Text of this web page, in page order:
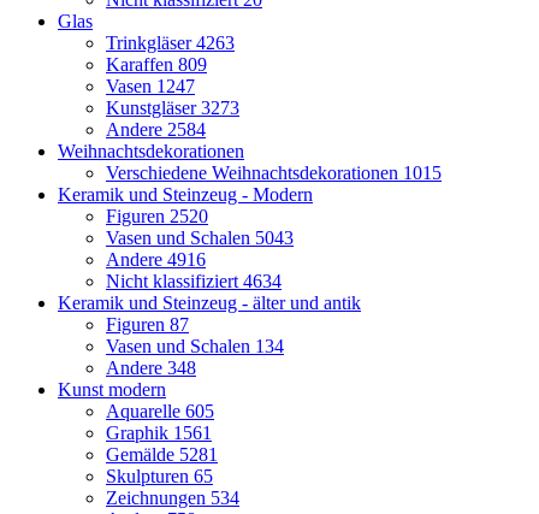
Glas
Trinkgläser4263
Karaffen 809
Vasen 1247
Kunstgläser3273
Andere 2584
Weihnachtsdekorationen
Verschiedene Weihnachtsdekorationen 1015
Keramik und Steinzeug - Modern
Figuren 2520
Vasen und Schalen 5043
Andere 4916
Nicht klassifiziert 4634
Keramik und Steinzeug - älter und antik
Figuren 87
Vasen und Schalen 134
Andere 348
Kunst modern
Aquarelle 605
Graphik 1561
Gemälde 5281
Skulpturen 65
Zeichnungen 534